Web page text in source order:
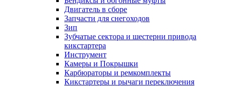
Двигатель в сборе
Запчасти для снегоходов
Зип
Зубчатые сектора и шестерни привода
кикстартера
Инструмент
Камеры и Покрышки
Карбюраторы и ремкомплекты
Кикстартеры и рычаги переключения